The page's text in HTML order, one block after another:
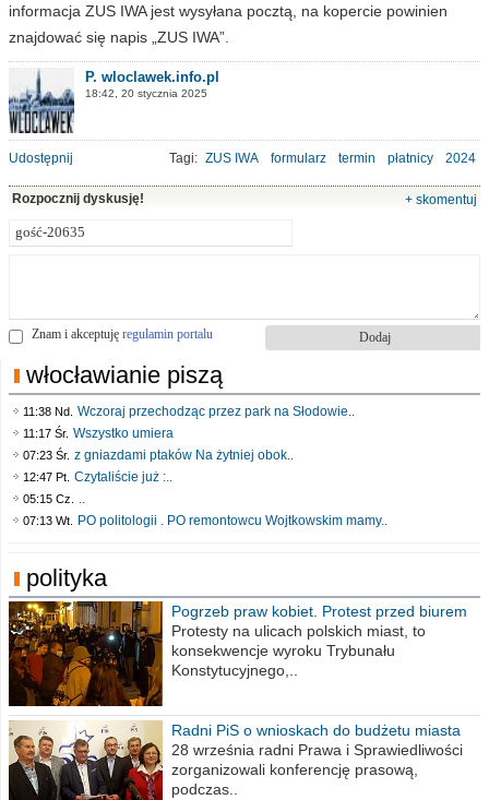
informacja ZUS IWA jest wysyłana pocztą, na kopercie powinien
znajdować się napis „ZUS IWA”.
P. wloclawek.info.pl
18:42, 20 stycznia 2025
Udostępnij Tagi: ZUS IWA formularz termin płatnicy 2024
Rozpocznij dyskusję! + skomentuj
Znam i akceptuję regulamin portalu
włocławianie piszą
11:38 Nd. Wczoraj przechodząc przez park na Słodowie..
11:17 Śr. Wszystko umiera
07:23 Śr. z gniazdami ptaków Na żytniej obok..
12:47 Pt. Czytaliście już :..
05:15 Cz. ..
07:13 Wt. PO politologii . PO remontowcu Wojtkowskim mamy..
polityka
Pogrzeb praw kobiet. Protest przed biurem
poselskim PiS
Protesty na ulicach polskich miast, to
konsekwencje wyroku Trybunału
Konstytucyjnego,..
Radni PiS o wnioskach do budżetu miasta
na 2021 rok
28 września radni Prawa i Sprawiedliwości
zorganizowali konferencję prasową,
podczas..